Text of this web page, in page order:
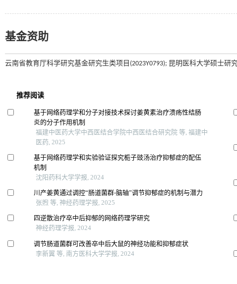
基金资助
云南省教育厅科学研究基金研究生类项目(2023Y0793); 昆明医科大学硕士研